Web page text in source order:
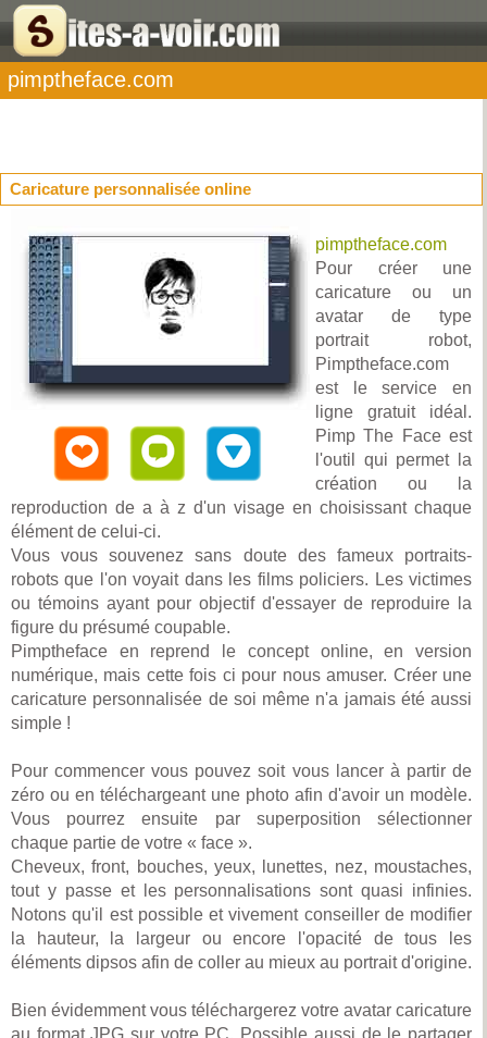
pimptheface.com
Caricature personnalisée online
pimptheface.com
Pour créer une
caricature ou un
avatar de type
portrait robot,
Pimptheface.com
est le service en
ligne gratuit idéal.
Pimp The Face est
l'outil qui permet la
création ou la
reproduction de a à z d'un visage en choisissant chaque
élément de celui-ci.
Vous vous souvenez sans doute des fameux portraits-
robots que l'on voyait dans les films policiers. Les victimes
ou témoins ayant pour objectif d'essayer de reproduire la
figure du présumé coupable.
Pimptheface en reprend le concept online, en version
numérique, mais cette fois ci pour nous amuser. Créer une
caricature personnalisée de soi même n'a jamais été aussi
simple !
Pour commencer vous pouvez soit vous lancer à partir de
zéro ou en téléchargeant une photo afin d'avoir un modèle.
Vous pourrez ensuite par superposition sélectionner
chaque partie de votre « face ».
Cheveux, front, bouches, yeux, lunettes, nez, moustaches,
tout y passe et les personnalisations sont quasi infinies.
Notons qu'il est possible et vivement conseiller de modifier
la hauteur, la largeur ou encore l'opacité de tous les
éléments dipsos afin de coller au mieux au portrait d'origine.
Bien évidemment vous téléchargerez votre avatar caricature
au format JPG sur votre PC. Possible aussi de le partager